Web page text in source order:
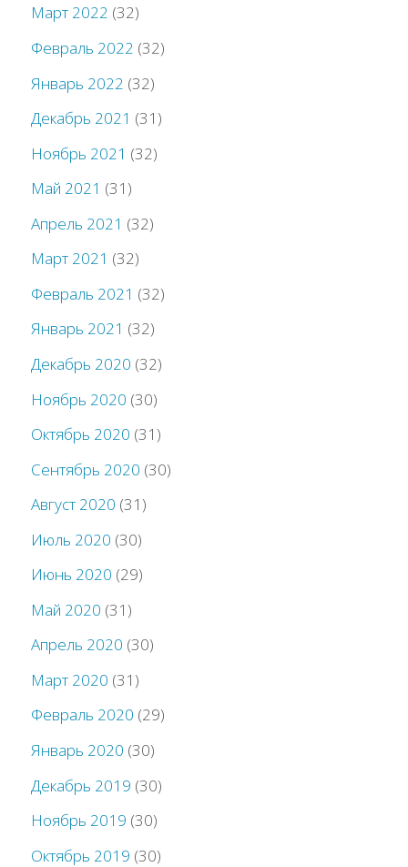
Март 2022 (32)
Февраль 2022 (32)
Январь 2022 (32)
Декабрь 2021 (31)
Ноябрь 2021 (32)
Май 2021 (31)
Апрель 2021 (32)
Март 2021 (32)
Февраль 2021 (32)
Январь 2021 (32)
Декабрь 2020 (32)
Ноябрь 2020 (30)
Октябрь 2020 (31)
Сентябрь 2020 (30)
Август 2020 (31)
Июль 2020 (30)
Июнь 2020 (29)
Май 2020 (31)
Апрель 2020 (30)
Март 2020 (31)
Февраль 2020 (29)
Январь 2020 (30)
Декабрь 2019 (30)
Ноябрь 2019 (30)
Октябрь 2019 (30)